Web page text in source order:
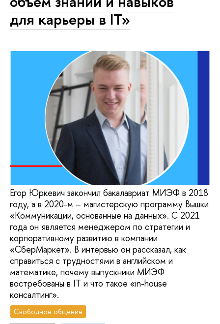
для карьеры в IT»
Егор Юркевич закончил бакалавриат МИЭФ в 2018
году, а в 2020-м – магистерскую программу Вышки
«Коммуникации, основанные на данных». С 2021
года он является менеджером по стратегии и
корпоративному развитию в компании
«СберМаркет». В интервью он рассказал, как
справиться с трудностями в английском и
математике, почему выпускники МИЭФ
востребованы в IT и что такое «in-house
консалтинг».
Свободное общение